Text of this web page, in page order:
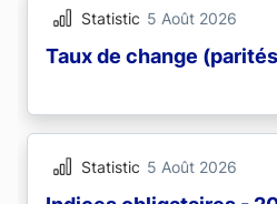
Statistic 5 Août 2026
Taux de change
Statistic 5 Août 2026